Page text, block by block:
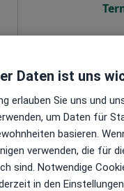
Heute
7 Aug
Online-
Daten ist uns
erlauben Sie uns und
um Daten für
basieren.
verwenden, die für
sind. Notwendige
in den